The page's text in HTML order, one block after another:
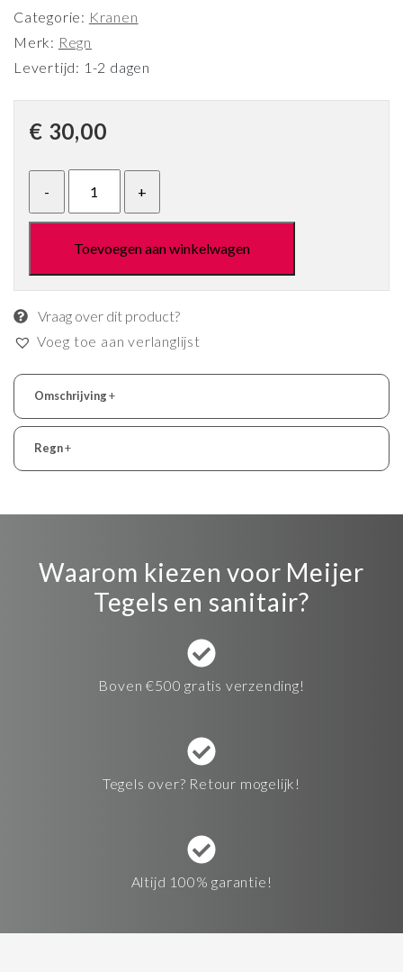
Categorie: Kranen
Merk: Regn
Levertijd: 1-2 dagen
€ 30,00
Toevoegen aan winkelwagen
Vraag over dit product?
Voeg toe aan verlanglijst
Omschrijving+
Regn+
Waarom kiezen voor Meijer
Tegels en sanitair?
Boven €500 gratis verzending!
Tegels over? Retour mogelijk!
Altijd 100% garantie!